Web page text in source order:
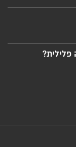
פלילית?